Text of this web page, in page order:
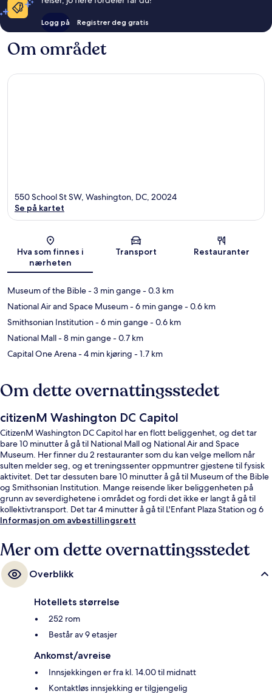
Logg på Registrer deg gratis
Om området
Kart
550 School St SW, Washington, DC, 20024
Se på kartet
Hva som finnes i
nærheten
Transport Restauranter
Museum of the Bible- 3 min gange- 0.3 km
National Air and Space Museum- 6 min gange- 0.6 km
Smithsonian Institution- 6 min gange- 0.6 km
National Mall- 8 min gange- 0.7 km
Capital One Arena- 4 min kjøring - 1.7 km
Om dette overnattingsstedet
citizenM Washington DC Capitol
CitizenM Washington DC Capitol har en flott beliggenhet, og det tar
bare 10 minutter å gå til National Mall og National Air and Space
Museum. Her finner du 2 restauranter som du kan velge mellom når
sulten melder seg, og et treningssenter oppmuntrer gjestene til fysisk
aktivitet. Det tar dessuten bare 10 minutter å gå til Museum of the Bible
og Smithsonian Institution. Mange reisende liker beliggenheten på
grunn av severdighetene i området og fordi det ikke er langt å gå til
kollektivtransport. Det tar 4 minutter å gå til L'Enfant Plaza Station og 6
minutter å gå til Federal Center Station.
Informasjon om avbestillingsrett
Mer om dette overnattingsstedet
Overblikk
Hotellets størrelse
252 rom
Består av 9 etasjer
Ankomst/avreise
Innsjekkingen er fra kl. 14.00 til midnatt
Kontaktløs innsjekking er tilgjengelig